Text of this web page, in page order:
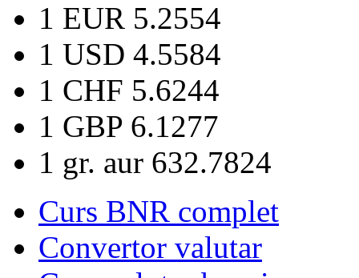
1 EUR 5.2554
1 USD 4.5584
1 CHF 5.6244
1 GBP 6.1277
1 gr. aur 632.7824
Curs BNR complet
Convertor valutar